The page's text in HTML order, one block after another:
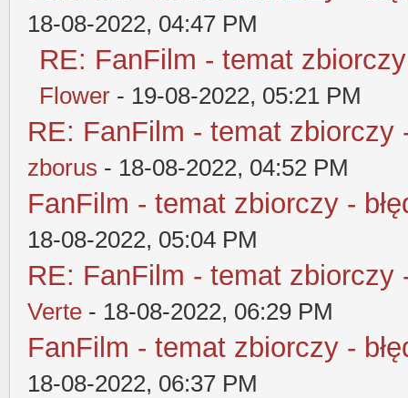
18-08-2022, 04:47 PM
RE: FanFilm - temat
Flower - 19-08-2022, 05:21 PM
RE: FanFilm - temat zbiorczy
zborus - 18-08-2022, 04:52 PM
FanFilm - temat zbiorczy -
18-08-2022, 05:04 PM
RE: FanFilm - temat zbiorczy
Verte - 18-08-2022, 06:29 PM
FanFilm - temat zbiorczy -
18-08-2022, 06:37 PM